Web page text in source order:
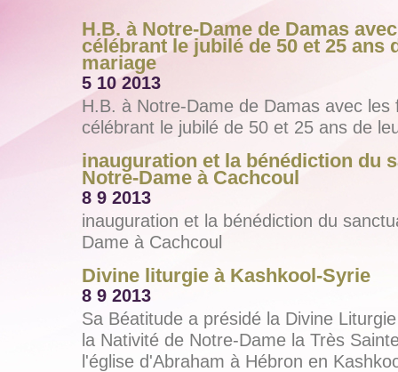
H.B. à Notre-Dame de Damas
célébrant le jubilé de 50 et 25 ans
mariage
5 10 2013
H.B. à Notre-Dame de Damas avec les
célébrant le jubilé de 50 et 25 ans de
inauguration et la bénédiction du
Notre-Dame à Cachcoul
8 9 2013
inauguration et la bénédiction du
Dame à Cachcoul
Divine liturgie à Kashkool-Syrie
8 9 2013
Sa Béatitude a présidé la Divine
la Nativité de Notre-Dame la Très
l'église d'Abraham à Hébron en